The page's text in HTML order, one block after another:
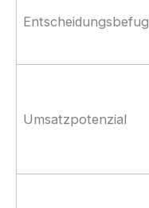
Umsatzpotenzial